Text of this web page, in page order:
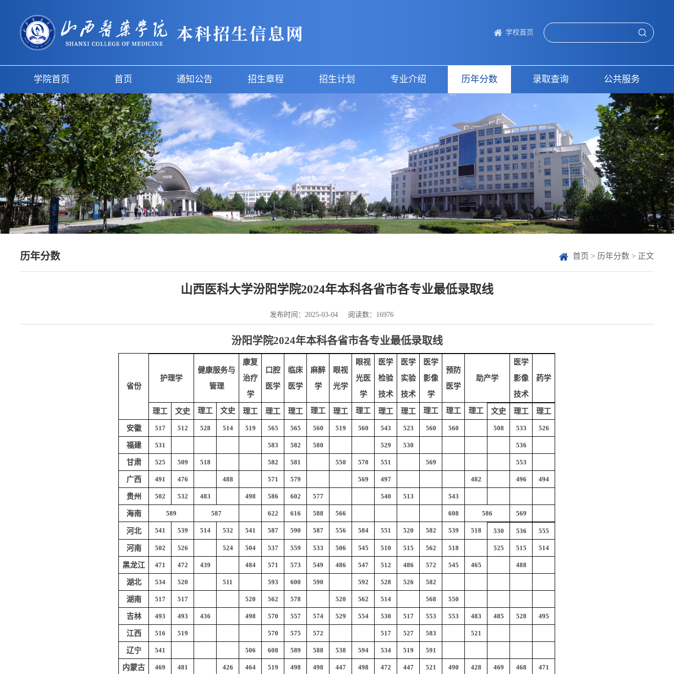
学校首页
学院首页 首页 通知公告 招生章程 招生计划 专业介绍 历年分数 录取查询 公共服务
历年分数 首页 > 历年分数> 正文
山西医科大学汾阳学院2024年本科各省市各专业最低录取线
发布时间：2025-03-04 阅读数： 16976
汾阳学院2024年本科各省市各专业最低录取线
省份
护理学
健康服务与
管理
康复
治疗
学
口腔
医学
临床
医学
麻醉
学
眼视
光学
眼视
光医
学
医学
检验
技术
医学
实验
技术
医学
影像
学
预防
医学
助产学
医学
影像
技术
药学
理工 文史 理工 文史 理工 理工 理工 理工 理工 理工 理工 理工 理工 理工 理工 文史 理工 理工
安徽 517 512 528 514 519 565 565 560 519 560 543 523 560 560 508 533 526
福建 531 583 582 580 529 530 536
甘肃 525 509 518 582 581 550 570 551 569 553
广西 491 476 488 571 579 569 497 482 496 494
贵州 502 532 483 498 586 602 577 540 513 543
海南 589 587 622 616 588 566 608 586 569
河北 541 539 514 532 541 587 590 587 556 584 551 520 582 539 518 530 536 555
河南 502 526 524 504 537 559 533 506 545 510 515 562 518 525 515 514
黑龙江 471 472 439 484 571 573 549 486 547 512 486 572 545 465 488
湖北 534 520 511 593 600 590 592 528 526 582
湖南 517 517 520 562 578 520 562 514 568 550
吉林 493 493 436 498 570 557 574 529 554 530 517 553 553 483 485 528 495
江西 516 519 570 575 572 517 527 583 521
辽宁 541 506 608 589 588 538 594 534 519 591
内蒙古 469 481 426 464 519 498 498 447 498 472 447 521 490 428 469 468 471